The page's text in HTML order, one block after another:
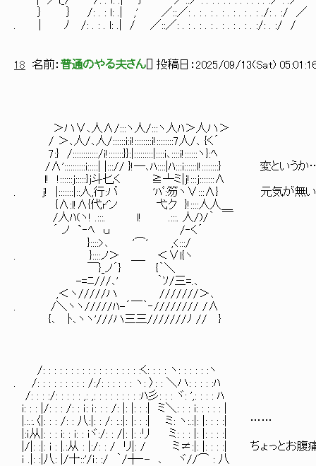
｝ ｝ /: . : l: .| ,' ／::／: . : . : . : . : . : . : ./: . :/
. | ﾉ /: . : . l: .| / ／::／: . : . : . : . : . : . : . :/: .
18 名前： 普通のやる夫さん ] 投稿日： 2025/09/13(Sat)
＞ハ∨､人∧/:::ヽ人/:::ヽ人ﾊ＞人ハ＞
/ ＞､人/､人/::::::i:i!::::::::i!::::::::7人/､ {く´
7:} /::::::::::::/i!:::::::}}:|:::::::::|::::i､::::i!::::::ヽ}:ﾍ
/∧'::::::::::i:::::| |:::// }!―､ﾊ::::|ﾊ:::i::::::l!::::::::} 変という
l! !::::::j:::::}j斗匕く ≧┴ミ|j!:::j:::::::∧
. j! |:::::::|::人,行:バ 'ﾊﾞ:笏ヽ∨:::∧} 元気が無い
{∧:l!∧{代r'ン 弋ク }!::::人人＿
/人ﾊ(ヽ! .:::. l! .:::. 人/)/｀ ￣
´ ノ `‐ﾍ ｕ /‐く´
}::::>､ '⌒' ,<:::/
. }::::ノ＞ ＿_ ＜∨l{ヽ
￣}_ノ´} {｀＼
-=ﾆ///､' ｀ｿ/三=.､
,＜ヽ/////ハ ///////＞､
. /＼ヽヽ/////ﾊ-´￣｀‐//////// /∧
{､ ﾄ､ヽヽ'///ハ三三///////ﾉ // }
/: : : : : : : : : : : : : : : : : :く: : : : ヽ: : : : : :ヽ
. /: : : : : : : : : /:/: : : : : : ヽ: 〉: : ＼ハ: : : : :ﾊ
/: : : :/: : : : : ,: ,: : : : : : : : :ﾊ彡: : : ヾ: ',: : : : ﾊ
i: : : |/: : : /: : ｉ: ｉ: : : /: |: |: : :| ミ＼: : : i: : : : : |
|.:.:.〈|: : : /: : 八:|: : /: :.:|: |: : :| ミ: ヽ:.:|: |: : : :| ……
|:ｉ从|: : : i: : i: : iヾ:/: : /|: |: :リ ミ: : : |: |: : : :|
|/|: :|: i : |.:从 : |:/: : / リ|: / ミ≠:|: |: : : :| ちょっとお腹痛
ｉ .|: :|八: |/十::'/ｉ: :/ ｀/┼‐- ､ ヾ//⌒ : 八